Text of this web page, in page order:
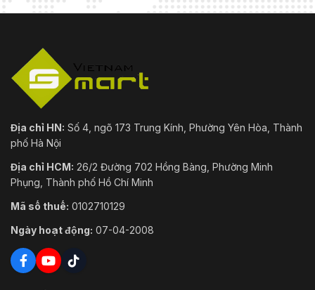
Địa chỉ HN: Số 4, ngõ 173 Trung Kính, Phường Yên Hòa, Thành
phố Hà Nội
Địa chỉ HCM: 26/2 Đường 702 Hồng Bàng, Phường Minh
Phụng, Thành phố Hồ Chí Minh
Mã số thuế: 0102710129
Ngày hoạt động: 07-04-2008